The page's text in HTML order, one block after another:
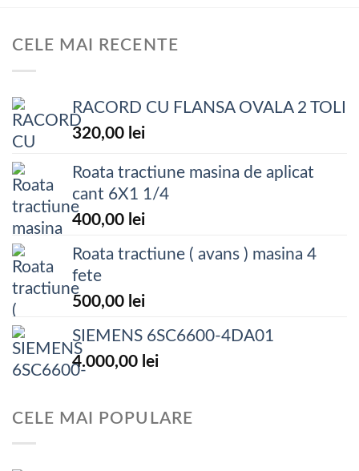
CELE MAI RECENTE
RACORD CU FLANSA OVALA 2 TOLI
320,00 lei
Roata tractiune masina de aplicat
cant 6X1 1/4
400,00 lei
Roata tractiune ( avans ) masina 4
fete
500,00 lei
SIEMENS 6SC6600-4DA01
4.000,00 lei
CELE MAI POPULARE